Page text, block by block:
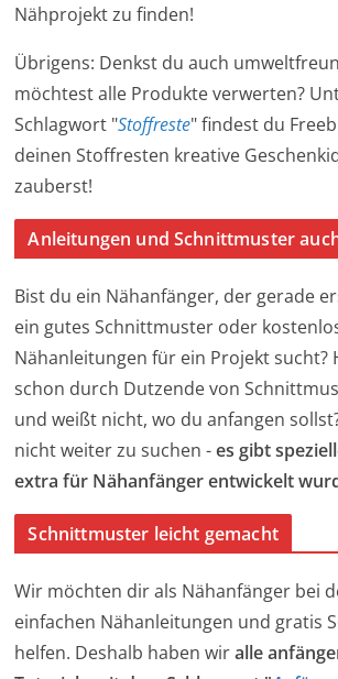
Nähprojekt zu finden!
Übrigens: Denkst du auch
möchtest alle Produkte verwerten?
Schlagwort "Stoffreste" findest du
deinen Stoffresten kreative
zauberst!
Anleitungen und Schnittmuster
Bist du ein Nähanfänger, der gerade
ein gutes Schnittmuster oder
Nähanleitungen für ein Projekt sucht?
schon durch Dutzende von
und weißt nicht, wo du anfangen
nicht weiter zu suchen -es gibt
extra für Nähanfänger entwickelt
Schnittmuster leicht gemacht
Wir möchten dir als Nähanfänger bei
einfachen Nähanleitungen und gratis
helfen. Deshalb haben wiralle